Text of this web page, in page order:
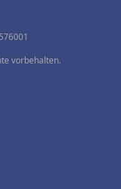
vorbehalten.